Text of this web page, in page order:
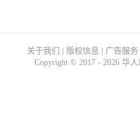
关于我们 版权信息 广告服务
Copyright © 2017 - 2026 华人